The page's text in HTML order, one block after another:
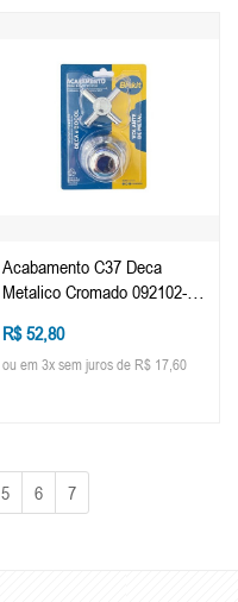
Acabamento C37 Deca
Metalico Cromado 092102-21
R$ 52,80
ou em 3x sem juros de R$ 17,60
5 6 7